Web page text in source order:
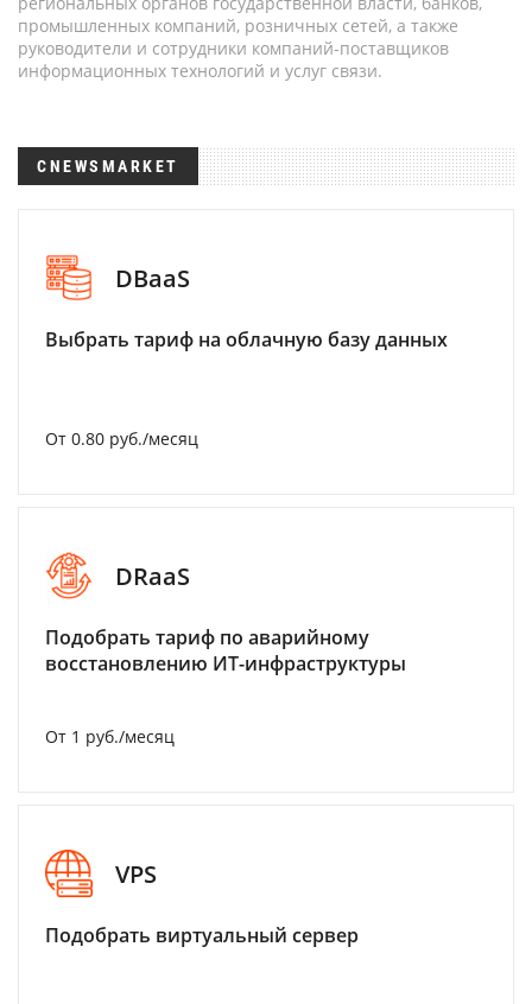
промышленных компаний, розничных сетей, а также
руководители и сотрудники компаний-поставщиков
информационных технологий и услуг связи.
CNEWSMARKET
DBaaS
Выбрать тариф на облачную базу данных
От 0.80 руб./месяц
DRaaS
Подобрать тариф по аварийному
восстановлению ИТ-инфраструктуры
От 1 руб./месяц
VPS
Подобрать виртуальный сервер